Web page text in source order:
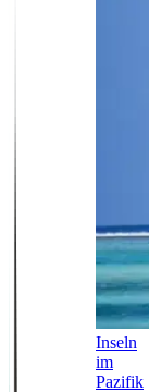
Inseln
im
Pazifik